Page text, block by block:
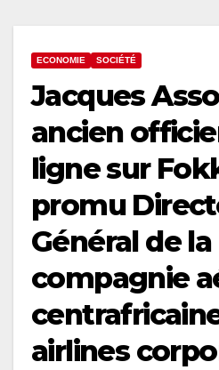
ECONOMIE SOCIÉTÉ
Jacques
ancien
ligne sur
promu
Général de la
compagnie
airlines